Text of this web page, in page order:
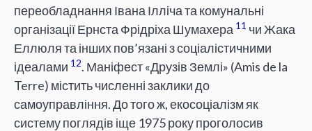
переобладнання Івана Ілліча та комунальні
організації Ернста Фрідріха Шумахера 11 чи Жака
Еллюля та інших пов’язані з соціалістичними
ідеалами 12. Маніфест «Друзів Землі» (Amis de la
Terre) містить численні заклики до
самоуправління. До того ж, екосоціалізм як
систему поглядів іще 1975 року проголосив